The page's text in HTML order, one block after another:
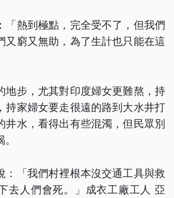
「熱到極點，完全受不了，但我們
又窮又無助，為了生計也只能在這
地步，尤其對印度婦女更難熬，持
持家婦女要走很遠的路到大水井打
井水，看得出有些混濁，但民眾別
：「我們村裡根本沒交通工具與救
去人們會死。」成衣工廠工人 亞